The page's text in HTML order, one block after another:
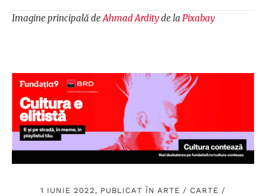
Imagine principală deAhmad Ardityde la Pixabay
1 IUNIE 2022, PUBLICAT ÎN ARTE / CARTE /